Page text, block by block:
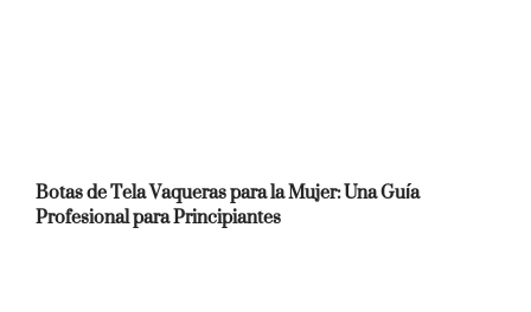
Botas de Tela Vaqueras para la Mujer: Una Guía
Profesional para Principiantes